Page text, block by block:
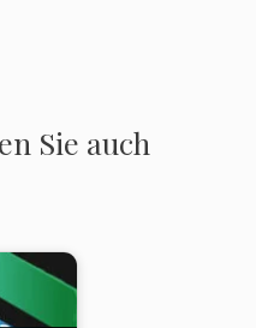
Sie auch